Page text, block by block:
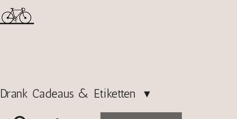
Drank Cadeaus & Etiketten